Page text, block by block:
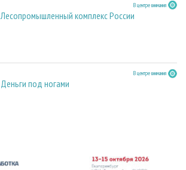
В центре внимания
Лесопромышленный комплекс России
В центре внимания
Деньги под ногами